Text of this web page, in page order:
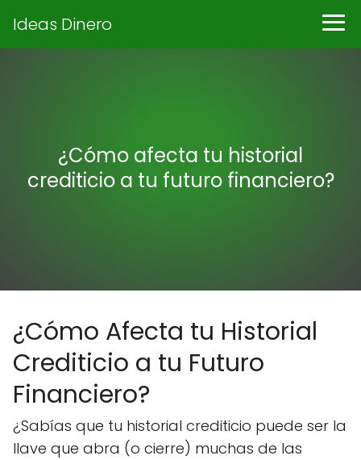
Ideas Dinero
¿Cómo afecta tu historial
crediticio a tu futuro financiero?
¿Cómo Afecta tu Historial
Crediticio a tu Futuro
Financiero?
¿Sabías que tu historial crediticio puede ser la
llave que abra (o cierre) muchas de las